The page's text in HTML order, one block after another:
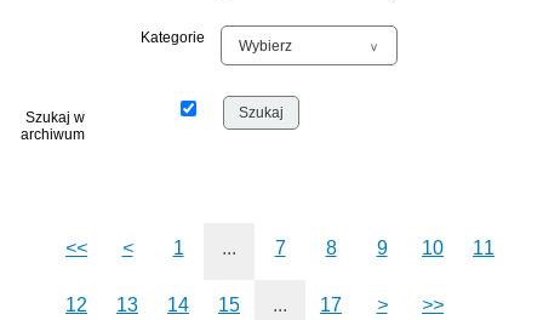
Kategorie
Szukaj w
archiwum
<< < 1 ... 7 8 9 10 11
12 13 14 15 ... 17 > >>